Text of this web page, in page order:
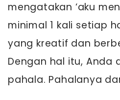
mengatakan ‘aku
minimal 1 kali setiap
yang kreatif dan
Dengan hal itu, Anda
pahala. Pahalanya